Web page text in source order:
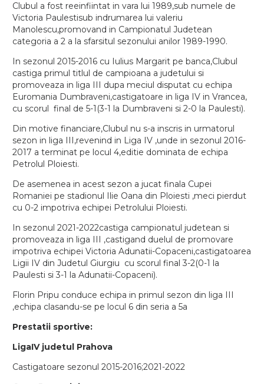
Clubul a fost reeinfiintat in vara lui 1989,sub numele de
Victoria Paulestisub indrumarea lui valeriu
Manolescu,promovand in Campionatul Judetean
categoria a 2 a la sfarsitul sezonului anilor 1989-1990.
In sezonul 2015-2016 cu Iulius Margarit pe banca,Clubul
castiga primul titlul de campioana a judetului si
promoveaza in liga III dupa meciul disputat cu echipa
Euromania Dumbraveni,castigatoare in liga IV in Vrancea,
cu scorul final de 5-1(3-1 la Dumbraveni si 2-0 la Paulesti).
Din motive financiare,Clubul nu s-a inscris in urmatorul
sezon in liga III,revenind in Liga IV ,unde in sezonul 2016-
2017 a terminat pe locul 4,editie dominata de echipa
Petrolul Ploiesti.
De asemenea in acest sezon a jucat finala Cupei
Romaniei pe stadionul Ilie Oana din Ploiesti ,meci pierdut
cu 0-2 impotriva echipei Petrolului Ploiesti.
In sezonul 2021-2022castiga campionatul judetean si
promoveaza in liga III ,castigand duelul de promovare
impotriva echipei Victoria Adunatii-Copaceni,castigatoarea
Ligii IV din Judetul Giurgiu cu scorul final 3-2(0-1 la
Paulesti si 3-1 la Adunatii-Copaceni).
Florin Pripu conduce echipa in primul sezon din liga III
,echipa clasandu-se pe locul 6 din seria a 5a
Prestatii sportive:
LigaIV judetul Prahova
Castigatoare sezonul 2015-2016;2021-2022